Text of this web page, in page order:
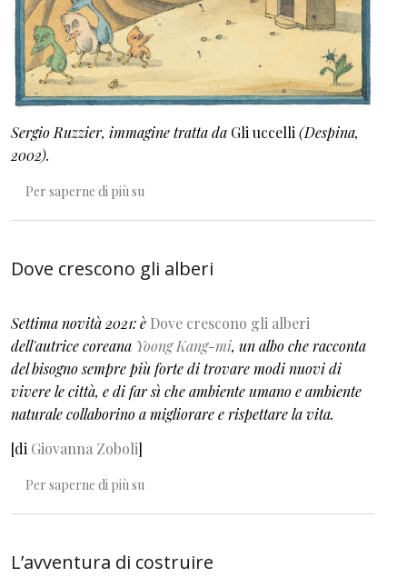
Sergio Ruzzier, immagine tratta da Gli uccelli (Despina,
2002).
Per saperne di più su
Dove crescono gli alberi
Settima novità 2021: è Dove crescono gli alberi
dell'autrice coreana Yoong Kang-mi, un albo che racconta
del bisogno sempre più forte di trovare modi nuovi di
vivere le città, e di far sì che ambiente umano e ambiente
naturale collaborino a migliorare e rispettare la vita.
[di Giovanna Zoboli]
Per saperne di più su
L’avventura di costruire